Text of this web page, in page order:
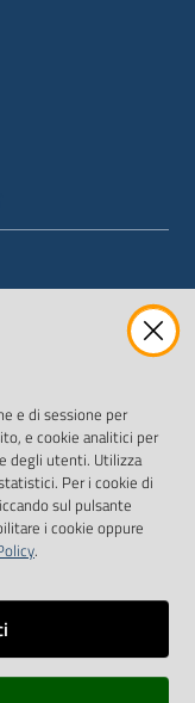
e di sessione per
e cookie analitici per
degli utenti. Utilizza
Per i cookie di
sul pulsante
i cookie oppure
.